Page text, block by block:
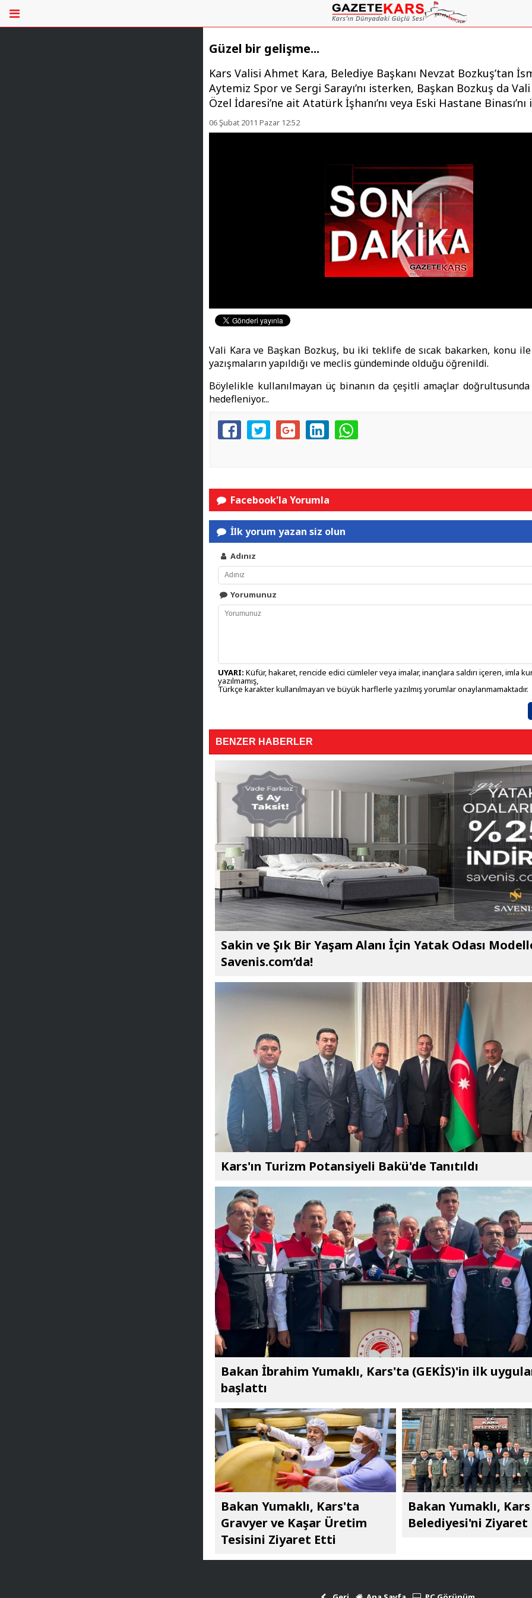
Güzel bir gelişme...
Kars Valisi Ahmet Kara, Belediye Başkanı Nevzat Bozkuş’tan
Aytemiz Spor ve Sergi Sarayı’nı isterken, Başkan Bozkuş da Vali
Özel İdaresi’ne ait Atatürk İşhanı’nı veya Eski Hastane
06 Şubat 2011 Pazar 12:52
Vali Kara ve Başkan Bozkuş, bu iki teklife de sıcak bakarken, konu
yazışmaların yapıldığı ve meclis gündeminde olduğu öğrenildi.
Böylelikle kullanılmayan üç binanın da çeşitli amaçlar doğrultusunda
hedefleniyor...
Facebook'la Yorumla
İlk yorum yazan siz olun
Adınız
Yorumunuz
UYARI: Küfür, hakaret, rencide edici cümleler veya imalar, inançlara saldırı içeren, imla
yazılmamış,
Türkçe karakter kullanılmayan ve büyük harflerle yazılmış yorumlar onaylanmamaktadır.
BENZER HABERLER
Sakin ve Şık Bir Yaşam Alanı İçin Yatak Odası
Savenis.com’da!
Kars'ın Turizm Potansiyeli Bakü'de Tanıtıldı
Bakan İbrahim Yumaklı, Kars'ta (GEKİS)'in ilk
başlattı
Bakan Yumaklı, Kars'ta
Gravyer ve Kaşar Üretim
Tesisini Ziyaret Etti
Bakan Yumaklı, Kars
Belediyesi'ni